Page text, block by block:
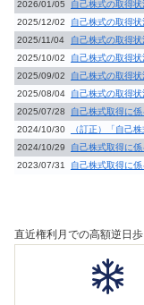
2026/01/05
自己株式の取得
2025/12/02
自己株式の取得
2025/11/04
自己株式の取得
2025/10/02
自己株式の取得
2025/09/02
自己株式の取得
2025/08/04
自己株式の取得
2025/07/28
自己株式取得に
2024/10/30
（訂正）「自己
2024/10/29
自己株式取得に
2023/07/31
自己株式取得に
直近権利月での高額逆日